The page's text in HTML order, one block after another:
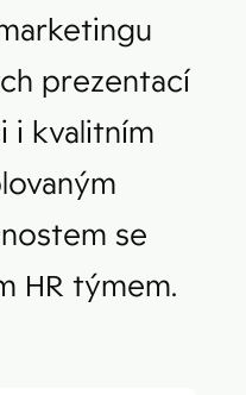
prezentací
i kvalitním
se
HR týmem.